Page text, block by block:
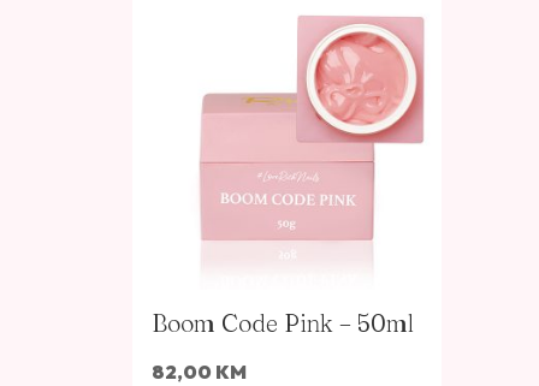
Boom Code Pink – 50ml
82,00 KM